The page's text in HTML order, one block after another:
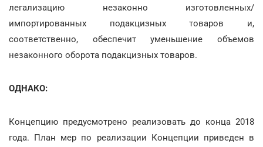
легализацию незаконно изготовленных/
импортированных подакцизных товаров и,
соответственно, обеспечит уменьшение объемов
незаконного оборота подакцизных товаров.
ОДНАКО:
Концепцию предусмотрено реализовать до конца 2018
года. План мер по реализации Концепции приведен в